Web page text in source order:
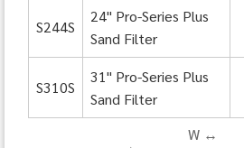
S244S
24" Pro-Series Plus
Sand Filter
S310S
31" Pro-Series Plus
Sand Filter
W ↔